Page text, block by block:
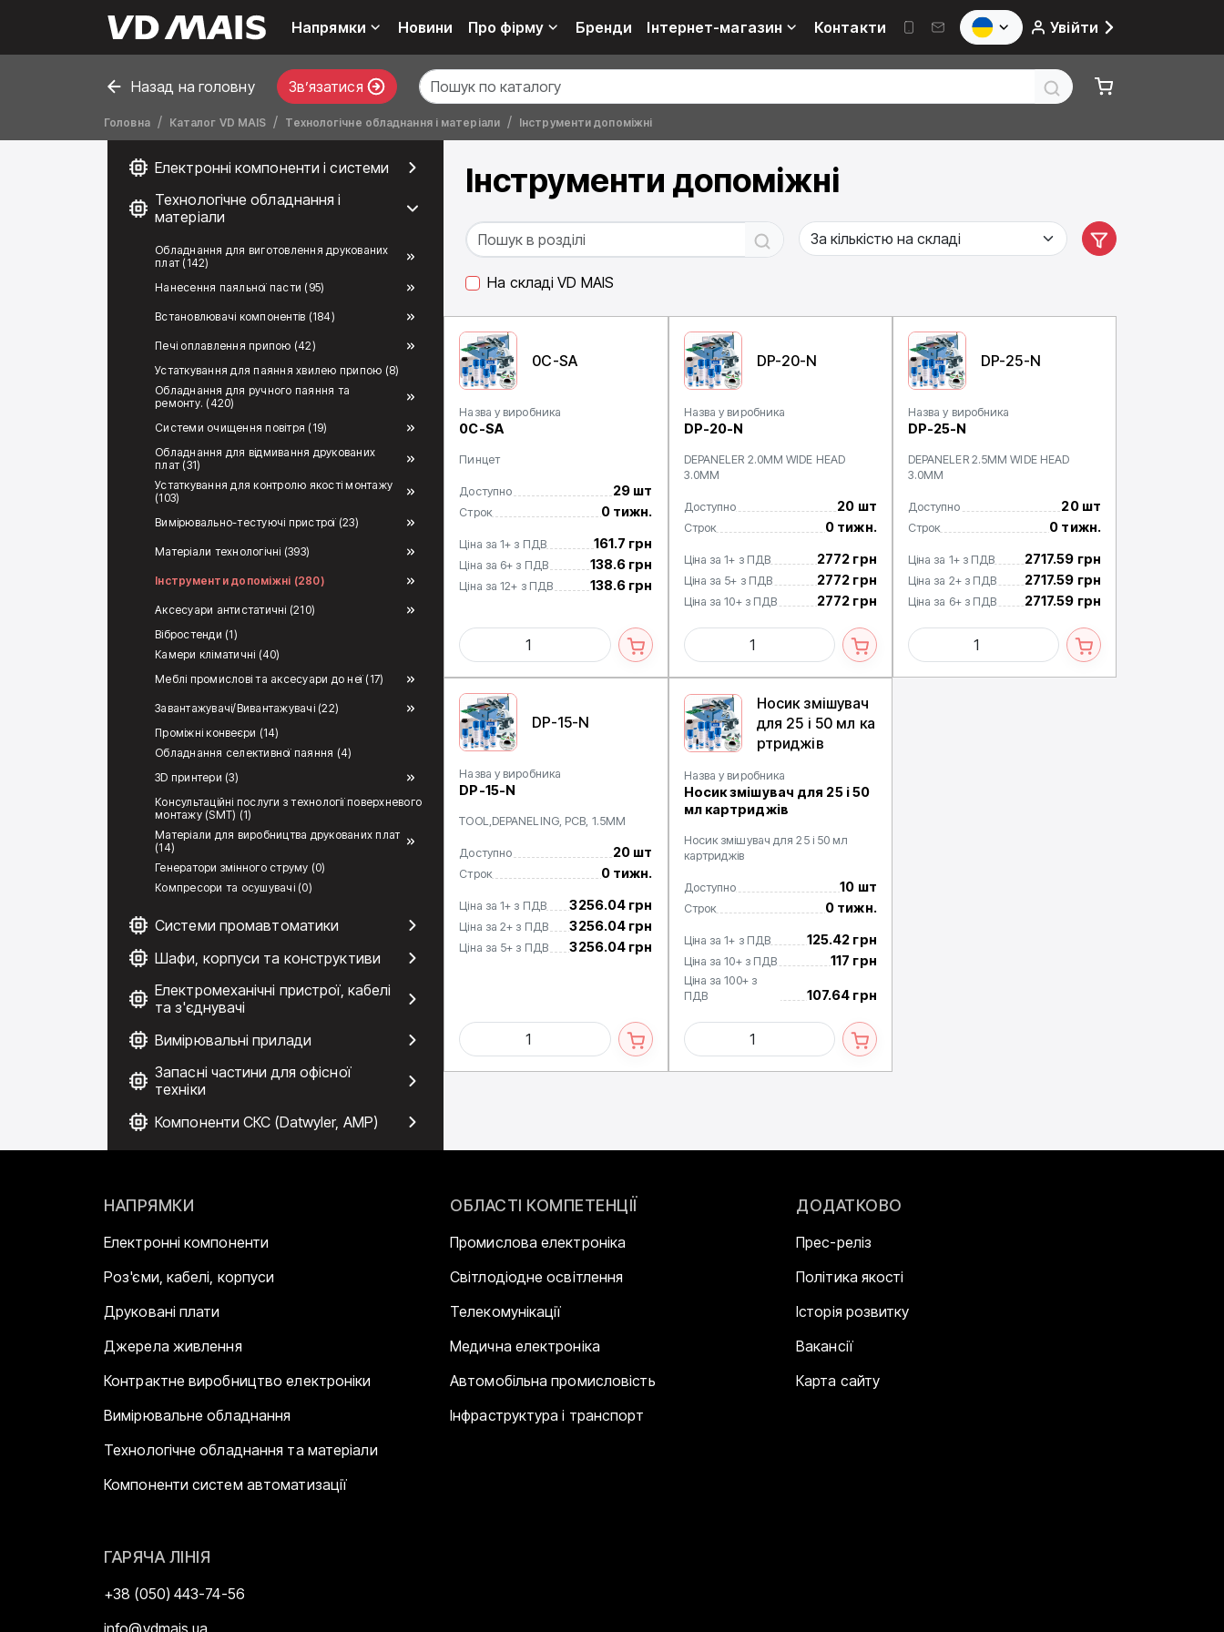
Напрямки Новини Про фірму Бренди Інтернет-магазин Контакти Увійти
Назад на головну Звʼязатися
Головна Каталог VD MAIS Технологічне обладнання і матеріали Інструменти допоміжні
Електронні компоненти і системи
Технологічне обладнання і
матеріали
Обладнання для виготовлення друкованих
плат (142)
Нанесення паяльної пасти (95)
Встановлювачі компонентів (184)
Печі оплавлення припою (42)
Устаткування для паяння хвилею припою (8)
Обладнання для ручного паяння та
ремонту. (420)
Системи очищення повітря (19)
Обладнання для відмивання друкованих
плат (31)
Устаткування для контролю якості монтажу
(103)
Вимірювально-тестуючі пристрої (23)
Матеріали технологічні (393)
Інструменти допоміжні (280)
Аксесуари антистатичні (210)
Вібростенди (1)
Камери кліматичні (40)
Меблі промислові та аксесуари до неї (17)
Завантажувачі/Вивантажувачі (22)
Проміжні конвеєри (14)
Обладнання селективної паяння (4)
3D принтери (3)
Консультаційні послуги з технології поверхневого
монтажу (SMT) (1)
Матеріали для виробництва друкованих плат
(14)
Генератори змінного струму (0)
Компресори та осушувачі (0)
Системи промавтоматики
Шафи, корпуси та конструктиви
Електромеханічні пристрої, кабелі
та з'єднувачі
Вимірювальні прилади
Запасні частини для офісної
техніки
Компоненти СКС (Datwyler, AMP)
Інструменти допоміжні
На складі VD MAIS
0C-SA
Назва у виробника
0C-SA
Пинцет
Доступно 29 шт
Строк 0 тижн.
Ціна за 1+ з ПДВ 161.7 грн
Ціна за 6+ з ПДВ 138.6 грн
Ціна за 12+ з ПДВ 138.6 грн
DP-20-N
Назва у виробника
DP-20-N
DEPANELER 2.0MM WIDE HEAD
3.0MM
Доступно 20 шт
Строк 0 тижн.
Ціна за 1+ з ПДВ 2772 грн
Ціна за 5+ з ПДВ 2772 грн
Ціна за 10+ з ПДВ 2772 грн
DP-25-N
Назва у виробника
DP-25-N
DEPANELER 2.5MM WIDE HEAD
3.0MM
Доступно 20 шт
Строк 0 тижн.
Ціна за 1+ з ПДВ 2717.59 грн
Ціна за 2+ з ПДВ 2717.59 грн
Ціна за 6+ з ПДВ 2717.59 грн
DP-15-N
Назва у виробника
DP-15-N
TOOL,DEPANELING, PCB, 1.5MM
Доступно 20 шт
Строк 0 тижн.
Ціна за 1+ з ПДВ 3256.04 грн
Ціна за 2+ з ПДВ 3256.04 грн
Ціна за 5+ з ПДВ 3256.04 грн
Носик змішувач
для 25 і 50 мл ка
ртриджів
Назва у виробника
Носик змішувач для 25 і 50
мл картриджів
Носик змішувач для 25 і 50 мл
картриджів
Доступно 10 шт
Строк 0 тижн.
Ціна за 1+ з ПДВ 125.42 грн
Ціна за 10+ з ПДВ 117 грн
Ціна за 100+ з
ПДВ
107.64 грн
НАПРЯМКИ
Електронні компоненти
Роз'єми, кабелі, корпуси
Друковані плати
Джерела живлення
Контрактне виробництво електроніки
Вимірювальне обладнання
Технологічне обладнання та матеріали
Компоненти систем автоматизації
ОБЛАСТІ КОМПЕТЕНЦІЇ
Промислова електроніка
Світлодіодне освітлення
Телекомунікації
Медична електроніка
Автомобільна промисловість
Інфраструктура і транспорт
ДОДАТКОВО
Прес-реліз
Політика якості
Історія розвитку
Вакансії
Карта сайту
ГАРЯЧА ЛІНІЯ
+38 (050) 443-74-56
info@vdmais.ua